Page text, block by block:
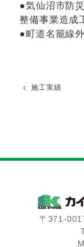
●気仙沼市防
整備事業造成
●町道名籠線
施工実績
〒371-